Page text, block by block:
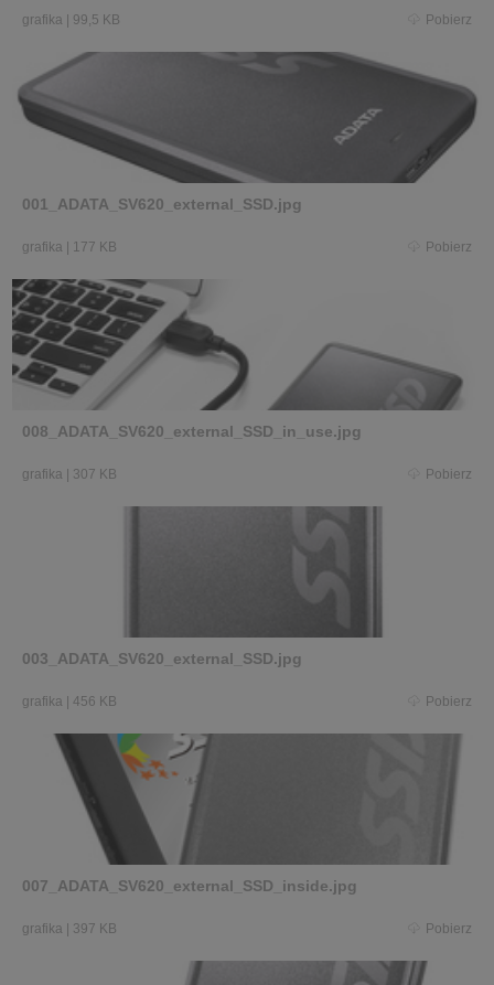
grafika 99,5 KB Pobierz
001_ADATA_SV620_external_SSD.jpg
grafika 177 KB Pobierz
008_ADATA_SV620_external_SSD_in_use.jpg
grafika 307 KB Pobierz
003_ADATA_SV620_external_SSD.jpg
grafika 456 KB Pobierz
007_ADATA_SV620_external_SSD_inside.jpg
grafika 397 KB Pobierz